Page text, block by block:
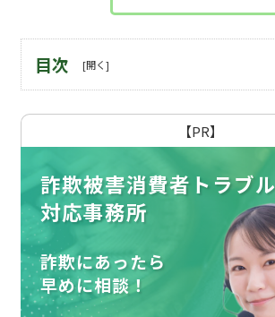
目次
【PR】
詐欺被害消費者トラブル
対応事務所
詐欺にあったら
早めに相談！